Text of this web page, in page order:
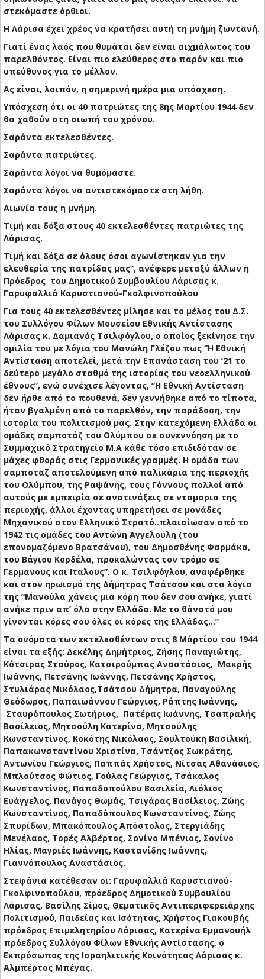
στεκόμαστε όρθιοι.
Η Λάρισα έχει χρέος να κρατήσει αυτή τη μνήμη ζωντανή.
Γιατί ένας λαός που θυμάται δεν είναι αιχμάλωτος του
παρελθόντος. Είναι πιο ελεύθερος στο παρόν και πιο
υπεύθυνος για το μέλλον.
Ας είναι, λοιπόν, η σημερινή ημέρα μια υπόσχεση.
Υπόσχεση ότι οι 40 πατριώτες της 8ης Μαρτίου 1944 δεν
θα χαθούν στη σιωπή του χρόνου.
Σαράντα εκτελεσθέντες.
Σαράντα πατριώτες.
Σαράντα λόγοι να θυμόμαστε.
Σαράντα λόγοι να αντιστεκόμαστε στη λήθη.
Αιωνία τους η μνήμη.
Τιμή και δόξα στους 40 εκτελεσθέντες πατριώτες της
Λάρισας.
Τιμή και δόξα σε όλους όσοι αγωνίστηκαν για την
ελευθερία της πατρίδας μας”, ανέφερε μεταξύ άλλων η
Πρόεδρος του Δημοτικού Συμβουλίου Λάρισας κ.
Γαρυφαλλιά Καρυστιανού-Γκολφινοπούλου
Για τους 40 εκτελεσθέντες μίλησε και το μέλος του Δ.Σ.
του Συλλόγου Φίλων Μουσείου Εθνικής Αντίστασης
Λάρισας κ. Δαμιανός Τσιλφόγλου, ο οποίος ξεκίνησε την
ομιλία του με λόγια του Μανώλη Γλέζου πως ”Η Εθνική
Αντίσταση αποτελεί, μετά την Επανάσταση του ‘21 το
δεύτερο μεγάλο σταθμό της ιστορίας του νεοελληνικού
έθνους”, ενώ συνέχισε λέγοντας, ”Η Εθνική Αντίσταση
δεν ήρθε από το πουθενά, δεν γεννήθηκε από το τίποτα,
ήταν βγαλμένη από το παρελθόν, την παράδοση, την
ιστορία του πολιτισμού μας. Στην κατεχόμενη Ελλάδα οι
ομάδες σαμποτάζ του Ολύμπου σε συνεννόηση με το
Συμμαχικό Στρατηγείο Μ.Α κάθε τόσο επιδιδόταν σε
μάχες φθοράς στις Γερμανικές γραμμές. Η ομάδα των
σαμποταζ αποτελούμενη από παλικάρια της περιοχής
του Ολύμπου, της Ραψάνης, τους Γόννους πολλοί από
αυτούς με εμπειρία σε ανατινάξεις σε νταμαρια της
περιοχής, άλλοι έχοντας υπηρετήσει σε μονάδες
Μηχανικού στον Ελληνικό Στρατό..πλαισίωσαν από το
1942 τις ομάδες του Αντώνη Αγγελούλη (του
επονομαζόμενο Βρατσάνου), του Δημοσθένης Φαρμάκα,
του Βάγιου Κορδέλα, προκαλώντας τον τρόμο σε
Γερμανους και Ιταλους”. Ο κ. Τσιλφόγλου, αναφέρθηκε
και στον ηρωισμό της Δήμητρας Τσάτσου και στα λόγια
της “Μανούλα χάνεις μια κόρη που δεν σου ανήκε, γιατί
ανήκε πριν απ’ όλα στην Ελλάδα. Με το θάνατό μου
γίνονται κόρες σου όλες οι κόρες της Ελλάδας…”
Τα ονόματα των εκτελεσθέντων στις 8 Μάρτίου του 1944
είναι τα εξής: Δεκέλης Δημήτριος, Ζήσης Παναγιώτης,
Κότσιρας Σταύρος, Κατσιρούμπας Αναστάσιος, Μακρής
Ιωάννης, Πετσάνης Ιωάννης, Πετσάνης Χρήστος,
Στυλιάρας Νικόλαος,Τσάτσου Δήμητρα, Παναγούλης
Θεόδωρος, Παπαιωάννου Γεώργιος, Ράπτης Ιωάννης,
Σταυρόπουλος Σωτήριος, Πατέρας Ιωάννης, Τσαπραλής
Βασίλειος, Μητσούλη Κατερίνα, Μητσούλης
Κωνσταντίνος, Κοκότης Νικόλαος, Σουλτούκη Βασιλική,
Παπακωνσταντίνου Χριστίνα, Τσάντζος Σωκράτης,
Αντωνίου Γεώργιος, Παππάς Χρήστος, Νίτσας Αθανάσιος,
Μπλούτσος Φώτιος, Γούλας Γεώργιος, Τσάκαλος
Κωνσταντίνος, Παπαδοπούλου Βασιλεία, Λιόλιος
Ευάγγελος, Πανάγος Θωμάς, Τσιγάρας Βασίλειος, Ζώης
Κωνσταντίνος, Παπαδόπουλος Κωνσταντίνος, Ζώης
Σπυρίδων, Μπακόπουλος Απόστολος, Στεργιάδης
Μενέλαος, Τορές Αλβέρτος, Σονίνο Μπένιος, Σονίνο
Ηλίας, Μαγριές Ιωάννης, Καστανίδης Ιωάννης,
Γιαννόπουλος Αναστάσιος.
Στεφάνια κατέθεσαν οι: Γαρυφαλλιά Καρυστιανού-
Γκολφινοπούλου, πρόεδρος Δημοτικού Συμβουλίου
Λάρισας, Βασίλης Σίμος, Θεματικός Αντιπεριφερειάρχης
Πολιτισμού, Παιδείας και Ισότητας, Χρήστος Γιακουβής
πρόεδρος Επιμελητηρίου Λάρισας, Κατερίνα Εμμανουήλ
πρόεδρος Συλλόγου Φίλων Εθνικής Αντίστασης, o
Εκπρόσωπος της Ισραηλιτικής Κοινότητας Λάρισας κ.
Αλμπέρτος Μπέγας.